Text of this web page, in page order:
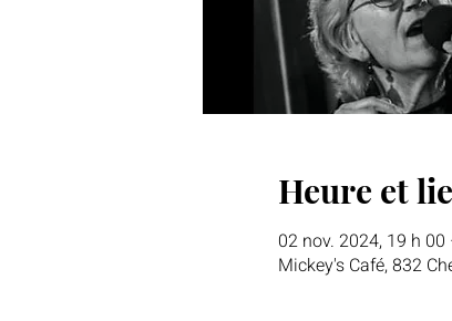
Heure et
02 nov. 2024, 19 h
Mickey's Café, 832